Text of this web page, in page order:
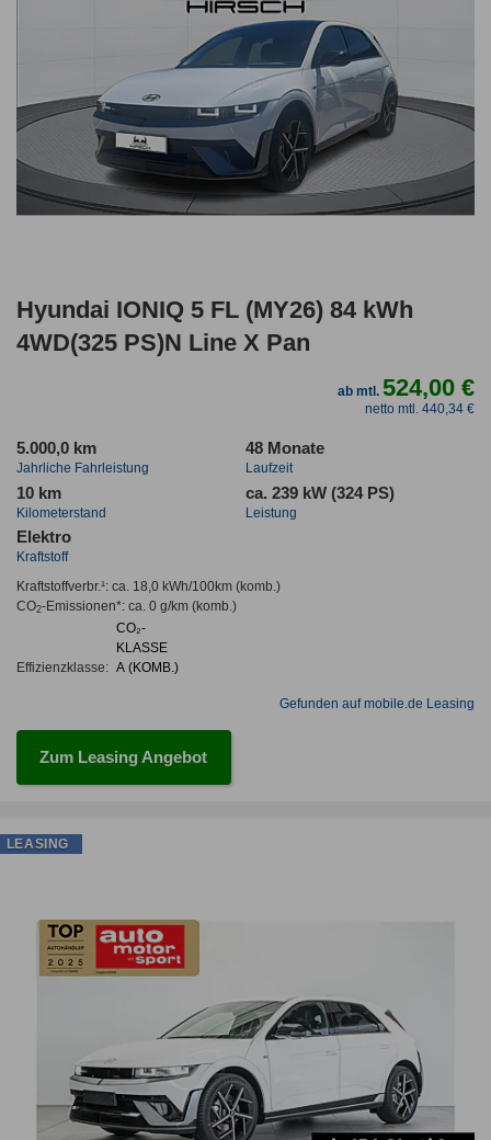
Hyundai IONIQ 5 FL (MY26) 84 kWh
4WD(325 PS)N Line X Pan
ab mtl.524,00 €
netto mtl. 440,34 €
5.000,0 km
Jahrliche Fahrleistung
48 Monate
Laufzeit
10 km
Kilometerstand
ca. 239 kW (324 PS)
Leistung
Elektro
Kraftstoff
Kraftstoffverbr.¹: ca. 18,0 kWh/100km(komb.)
CO2-Emissionen*: ca. 0 g/km(komb.)
Effizienzklasse:
CO₂-
KLASSE
A (KOMB.)
Gefunden auf mobile.de Leasing
Zum Leasing Angebot
LEASING